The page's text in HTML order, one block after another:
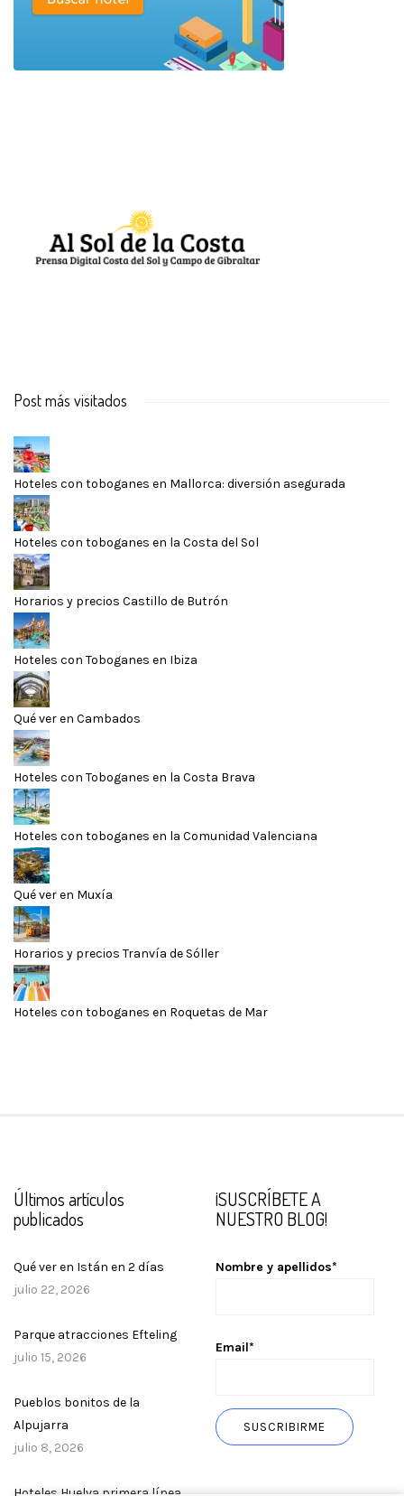
Post más visitados
Hoteles con toboganes en Mallorca: diversión asegurada
Hoteles con toboganes en la Costa del Sol
Horarios y precios Castillo de Butrón
Hoteles con Toboganes en Ibiza
Qué ver en Cambados
Hoteles con Toboganes en la Costa Brava
Hoteles con toboganes en la Comunidad Valenciana
Qué ver en Muxía
Horarios y precios Tranvía de Sóller
Hoteles con toboganes en Roquetas de Mar
Últimos artículos
publicados
Qué ver en Istán en 2 días
julio 22, 2026
Parque atracciones Efteling
julio 15, 2026
Pueblos bonitos de la
Alpujarra
julio 8, 2026
Hoteles Huelva primera línea
¡SUSCRÍBETE A
NUESTRO BLOG!
Nombre y apellidos*
Email*